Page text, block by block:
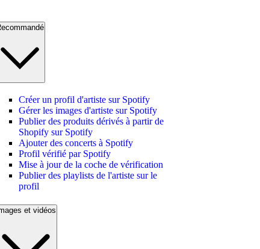
Créer un profil d'artiste sur Spotify
Gérer les images d'artiste sur Spotify
Publier des produits dérivés à partir de
Shopify sur Spotify
Ajouter des concerts à Spotify
Profil vérifié par Spotify
Mise à jour de la coche de vérification
Publier des playlists de l'artiste sur le
profil
et vidéos